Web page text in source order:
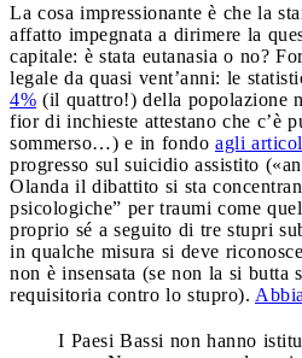
La cosa impressionante è che la
affatto impegnata a dirimere la
capitale: è stata eutanasia o no?
legale da quasi vent’anni: le
4% (il quattro!) della popolazione
fior di inchieste attestano che c’è
sommerso…) e in fondo agli
progresso sul suicidio assistito
Olanda il dibattito si sta
psicologiche” per traumi come
proprio sé a seguito di tre stupri
in qualche misura si deve
non è insensata (se non la si butta
requisitoria contro lo stupro).
I Paesi Bassi non hanno